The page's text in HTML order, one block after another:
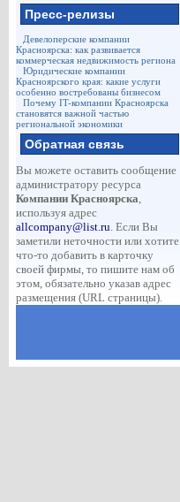
Пресс-релизы
Девелоперские компании
Красноярска: как развивается
коммерческая недвижимость региона
Юридические компании
Красноярского края: какие услуги
особенно востребованы бизнесом
Почему IT-компании Красноярска
становятся важной частью
региональной экономики
Обратная связь
Вы можете оставить сообщение
администратору ресурса
Компании Красноярска,
используя адрес
allcompany@list.ru. Если Вы
заметили неточности или хотите
что-то добавить в карточку
своей фирмы, то пишите нам об
этом, обязательно указав адрес
размещения (URL страницы).